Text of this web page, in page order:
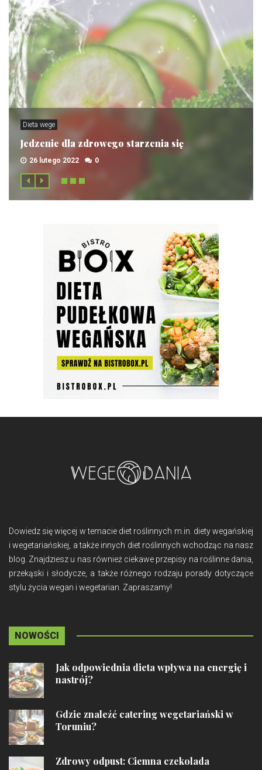
Dieta wege
Jedzenie dla zdrowego starzenia się
26 lutego 2022 0
Dowiedz się więcej w temacie diet roślinnych m.in. diety wegańskiej
i wegetariańskiej, a także innych diet roślinnych wchodząc na nasz
blog. Znajdziesz u nas również ciekawe przepisy na roślinne dania,
przekąski i słodycze, a także różnego rodzaju porady dotyczące
stylu życia wegan i wegetarian. Zapraszamy!
NOWOŚCI
Jak odpowiednia dieta wpływa na energię i
nastrój?
Gdzie znaleźć catering wegetariański w
Toruniu?
Zdrowy odpust: Ciemna czekolada